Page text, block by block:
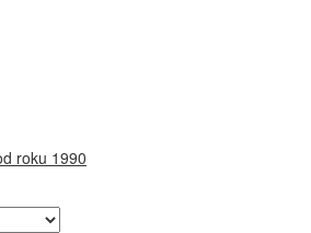
roku 1990
privátnou firmou na